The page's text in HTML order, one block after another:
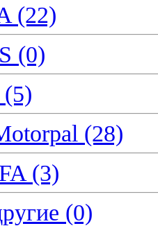
(22)
(0)
(28)
(3)
(0)